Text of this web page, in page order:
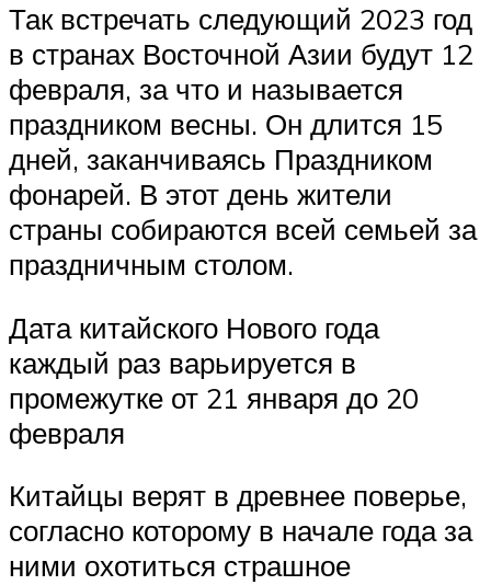
Так встречать следующий 2023 год
в странах Восточной Азии будут 12
февраля, за что и называется
праздником весны. Он длится 15
дней, заканчиваясь Праздником
фонарей. В этот день жители
страны собираются всей семьей за
праздничным столом.
Дата китайского Нового года
каждый раз варьируется в
промежутке от 21 января до 20
февраля
Китайцы верят в древнее поверье,
согласно которому в начале года за
ними охотиться страшное